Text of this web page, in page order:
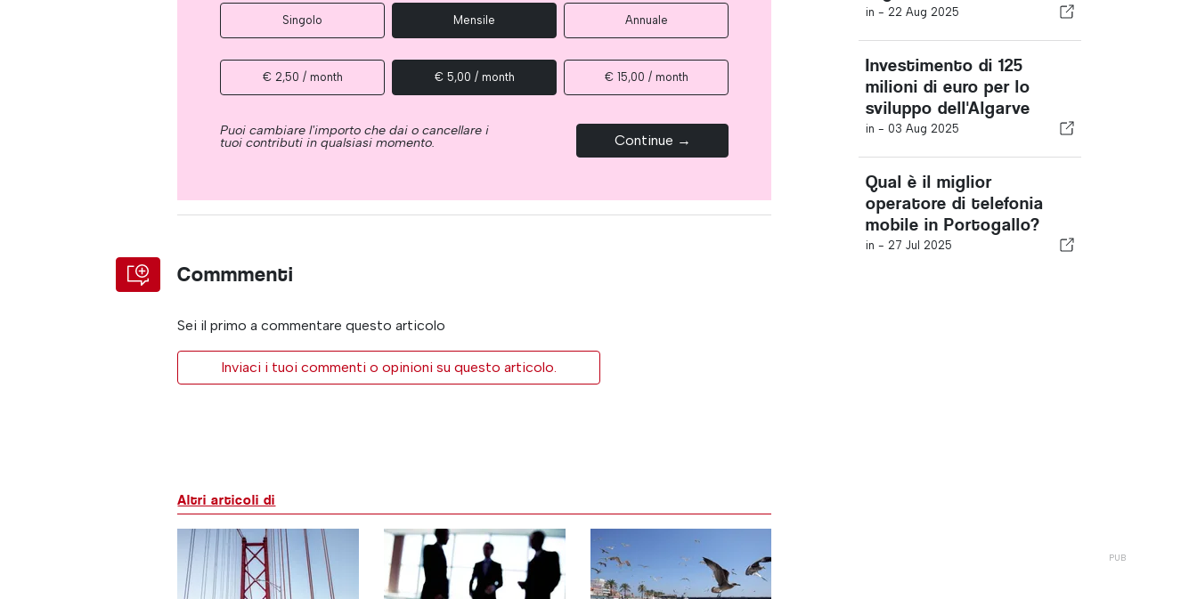
Singolo Mensile Annuale
€ 2,50 / month € 5,00 / month € 15,00 / month
Puoi cambiare l'importo che dai o cancellare i
tuoi contributi in qualsiasi momento. Continue →
Commmenti
Sei il primo a commentare questo articolo
Inviaci i tuoi commenti o opinioni su questo articolo.
in - 22 Aug 2025
Investimento di 125
milioni di euro per lo
sviluppo dell'Algarve
in - 03 Aug 2025
Qual è il miglior
operatore di telefonia
mobile in Portogallo?
in - 27 Jul 2025
Altri articoli di